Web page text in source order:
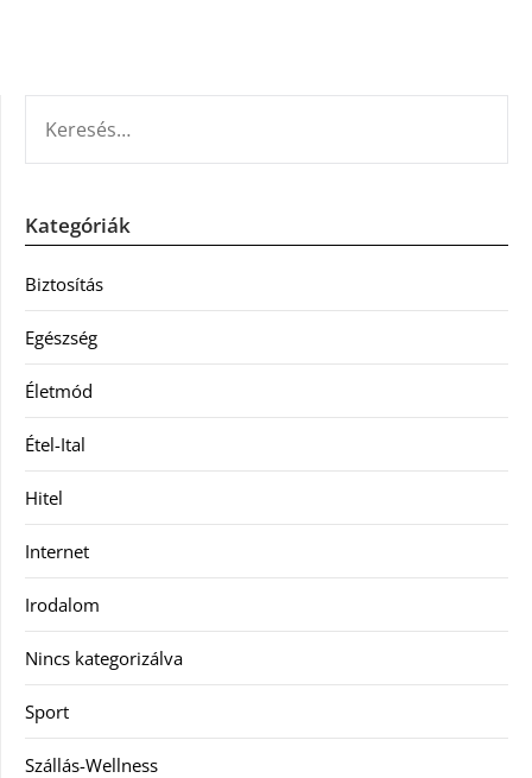
Kategóriák
Biztosítás
Egészség
Életmód
Étel-Ital
Hitel
Internet
Irodalom
Nincs kategorizálva
Sport
Szállás-Wellness